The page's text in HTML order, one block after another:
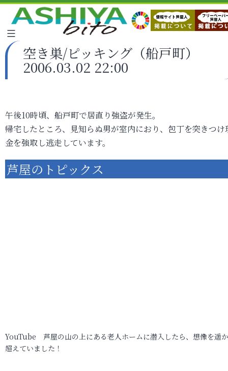
空き巣/ピッキング（船戸町）
2006.03.02 22:00
午後10時頃、船戸町で居直り強盗が発生。
帰宅したところ、見知らぬ男が室内におり、包丁を突きつけ
金を強取し逃走しています。
芦屋のトピックス
YouTube 芦屋の山の上にある老人ホームに潜入したら、想像を遥
超えていました！